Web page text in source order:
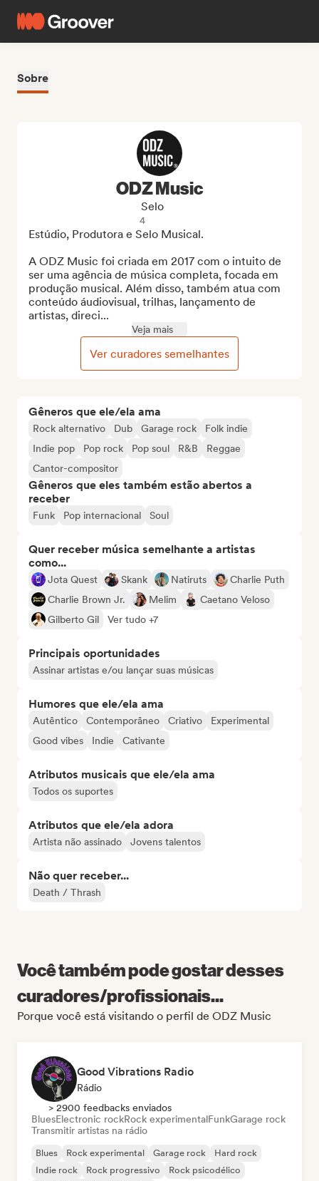
Sobre
Gêneros que ele/ela ama
Rock alternativo Dub Garage rock
Folk indie
Indie pop
Pop rock Pop soul R&B
Reggae
Cantor-compositor
Gêneros que eles também estão abertos a
receber
Funk Pop internacional Soul
Quer receber música semelhante a artistas
como...
Jota Quest Skank Natiruts
Charlie Puth
Charlie Brown Jr.
Melim
Caetano Veloso
Gilberto Gil
Ver tudo +7
Principais oportunidades
Assinar artistas e/ou lançar suas músicas
Humores que ele/ela ama
Autêntico Contemporâneo Criativo
Experimental
Good vibes
Indie Cativante
Atributos musicais que ele/ela ama
Todos os suportes
Atributos que ele/ela adora
Artista não assinado Jovens talentos
Não quer receber...
Death / Thrash
ODZ Music
Selo
4
Estúdio, Produtora e Selo Musical.
A ODZ Music foi criada em 2017 com o intuito de
ser uma agência de música completa, focada em
produção musical. Além disso, também atua com
conteúdo áudiovisual, trilhas, lançamento de
artistas, direci...
Veja mais
Ver curadores semelhantes
Você também pode gostar desses
curadores/profissionais...
Porque você está visitando o perfil de ODZ Music
Good Vibrations Radio
Rádio
> 2900 feedbacks enviados
BluesElectronic rockRock experimentalFunkGarage rock
Transmitir artistas na rádio
Blues Rock experimental Garage rock
Hard rock
Indie rock
Rock progressivo
Rock psicodélico